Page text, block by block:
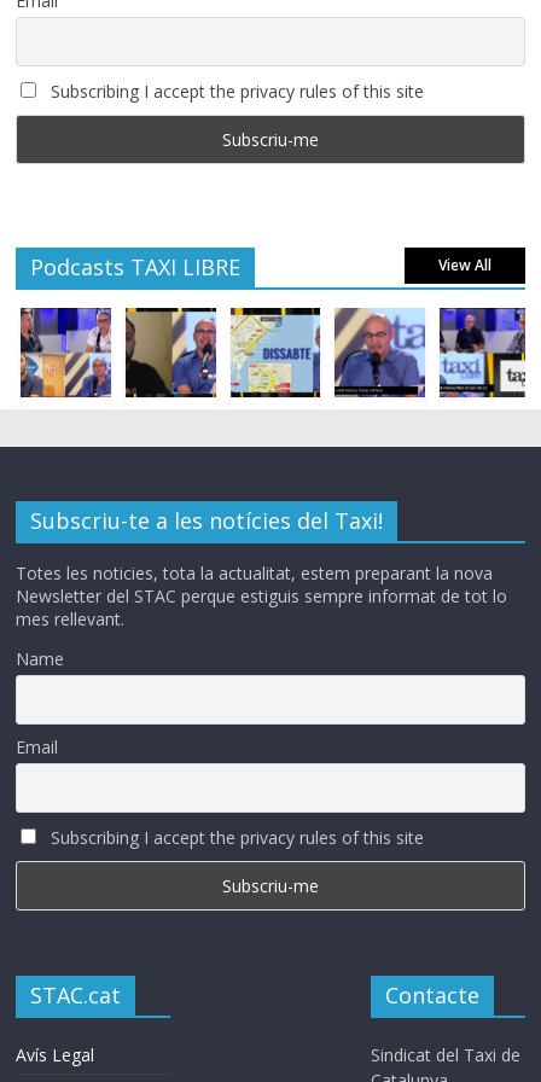
Subscribing I accept the privacy rules of this site
Podcasts TAXI LIBRE View All
Subscriu-te a les notícies del Taxi!
Totes les noticies, tota la actualitat, estem preparant la nova
Newsletter del STAC perque estiguis sempre informat de tot lo
mes rellevant.
Name
Email
Subscribing I accept the privacy rules of this site
STAC.cat
Avís Legal
Contacte
Sindicat del Taxi de